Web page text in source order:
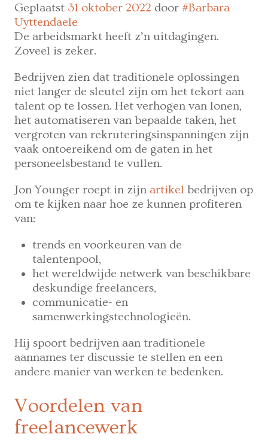
Geplaatst 31 oktober 2022 door #Barbara
Uyttendaele
De arbeidsmarkt heeft z’n uitdagingen.
Zoveel is zeker.
Bedrijven zien dat traditionele oplossingen
niet langer de sleutel zijn om het tekort aan
talent op te lossen. Het verhogen van lonen,
het automatiseren van bepaalde taken, het
vergroten van rekruteringsinspanningen zijn
vaak ontoereikend om de gaten in het
personeelsbestand te vullen.
Jon Younger roept in zijn artikel bedrijven op
om te kijken naar hoe ze kunnen profiteren
van:
trends en voorkeuren van de
talentenpool,
het wereldwijde netwerk van beschikbare
deskundige freelancers,
communicatie- en
samenwerkingstechnologieën.
Hij spoort bedrijven aan traditionele
aannames ter discussie te stellen en een
andere manier van werken te bedenken.
Voordelen van
freelancewerk